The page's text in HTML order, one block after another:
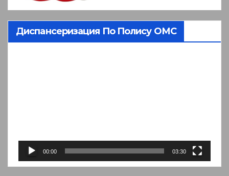
Диспансеризация По Полису ОМС
00:00 03:30